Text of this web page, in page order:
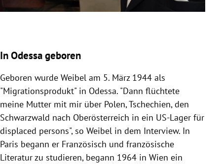
In Odessa geboren
Geboren wurde Weibel am 5. März 1944 als
"Migrationsprodukt" in Odessa. "Dann flüchtete
meine Mutter mit mir über Polen, Tschechien, den
Schwarzwald nach Oberösterreich in ein US-Lager für
displaced persons", so Weibel in dem Interview. In
Paris begann er Französisch und französische
Literatur zu studieren, begann 1964 in Wien ein